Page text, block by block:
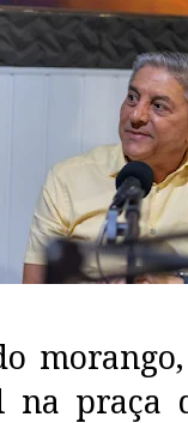
praça